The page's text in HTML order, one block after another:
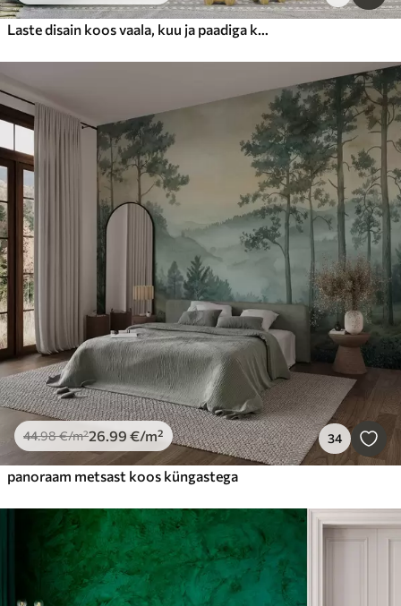
Laste disain koos vaala, kuu ja paadiga koos lastega
44.98€/m²26.99 €/m² 34
panoraam metsast koos küngastega